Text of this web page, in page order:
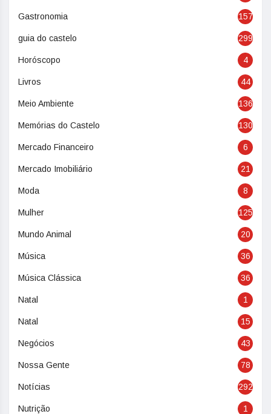
Gastronomia 157
guia do castelo 299
Horóscopo 4
Livros 44
Meio Ambiente 136
Memórias do Castelo 130
Mercado Financeiro 6
Mercado Imobiliário 21
Moda 8
Mulher 125
Mundo Animal 20
Música 36
Música Clássica 36
Natal 1
Natal 15
Negócios 43
Nossa Gente 78
Notícias 292
Nutrição 1